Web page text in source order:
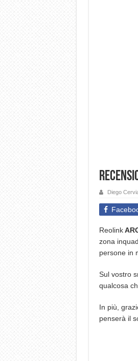
Diego
Reolink
zona
persone in
Sul vostro
qualcosa
In più,
penserà il